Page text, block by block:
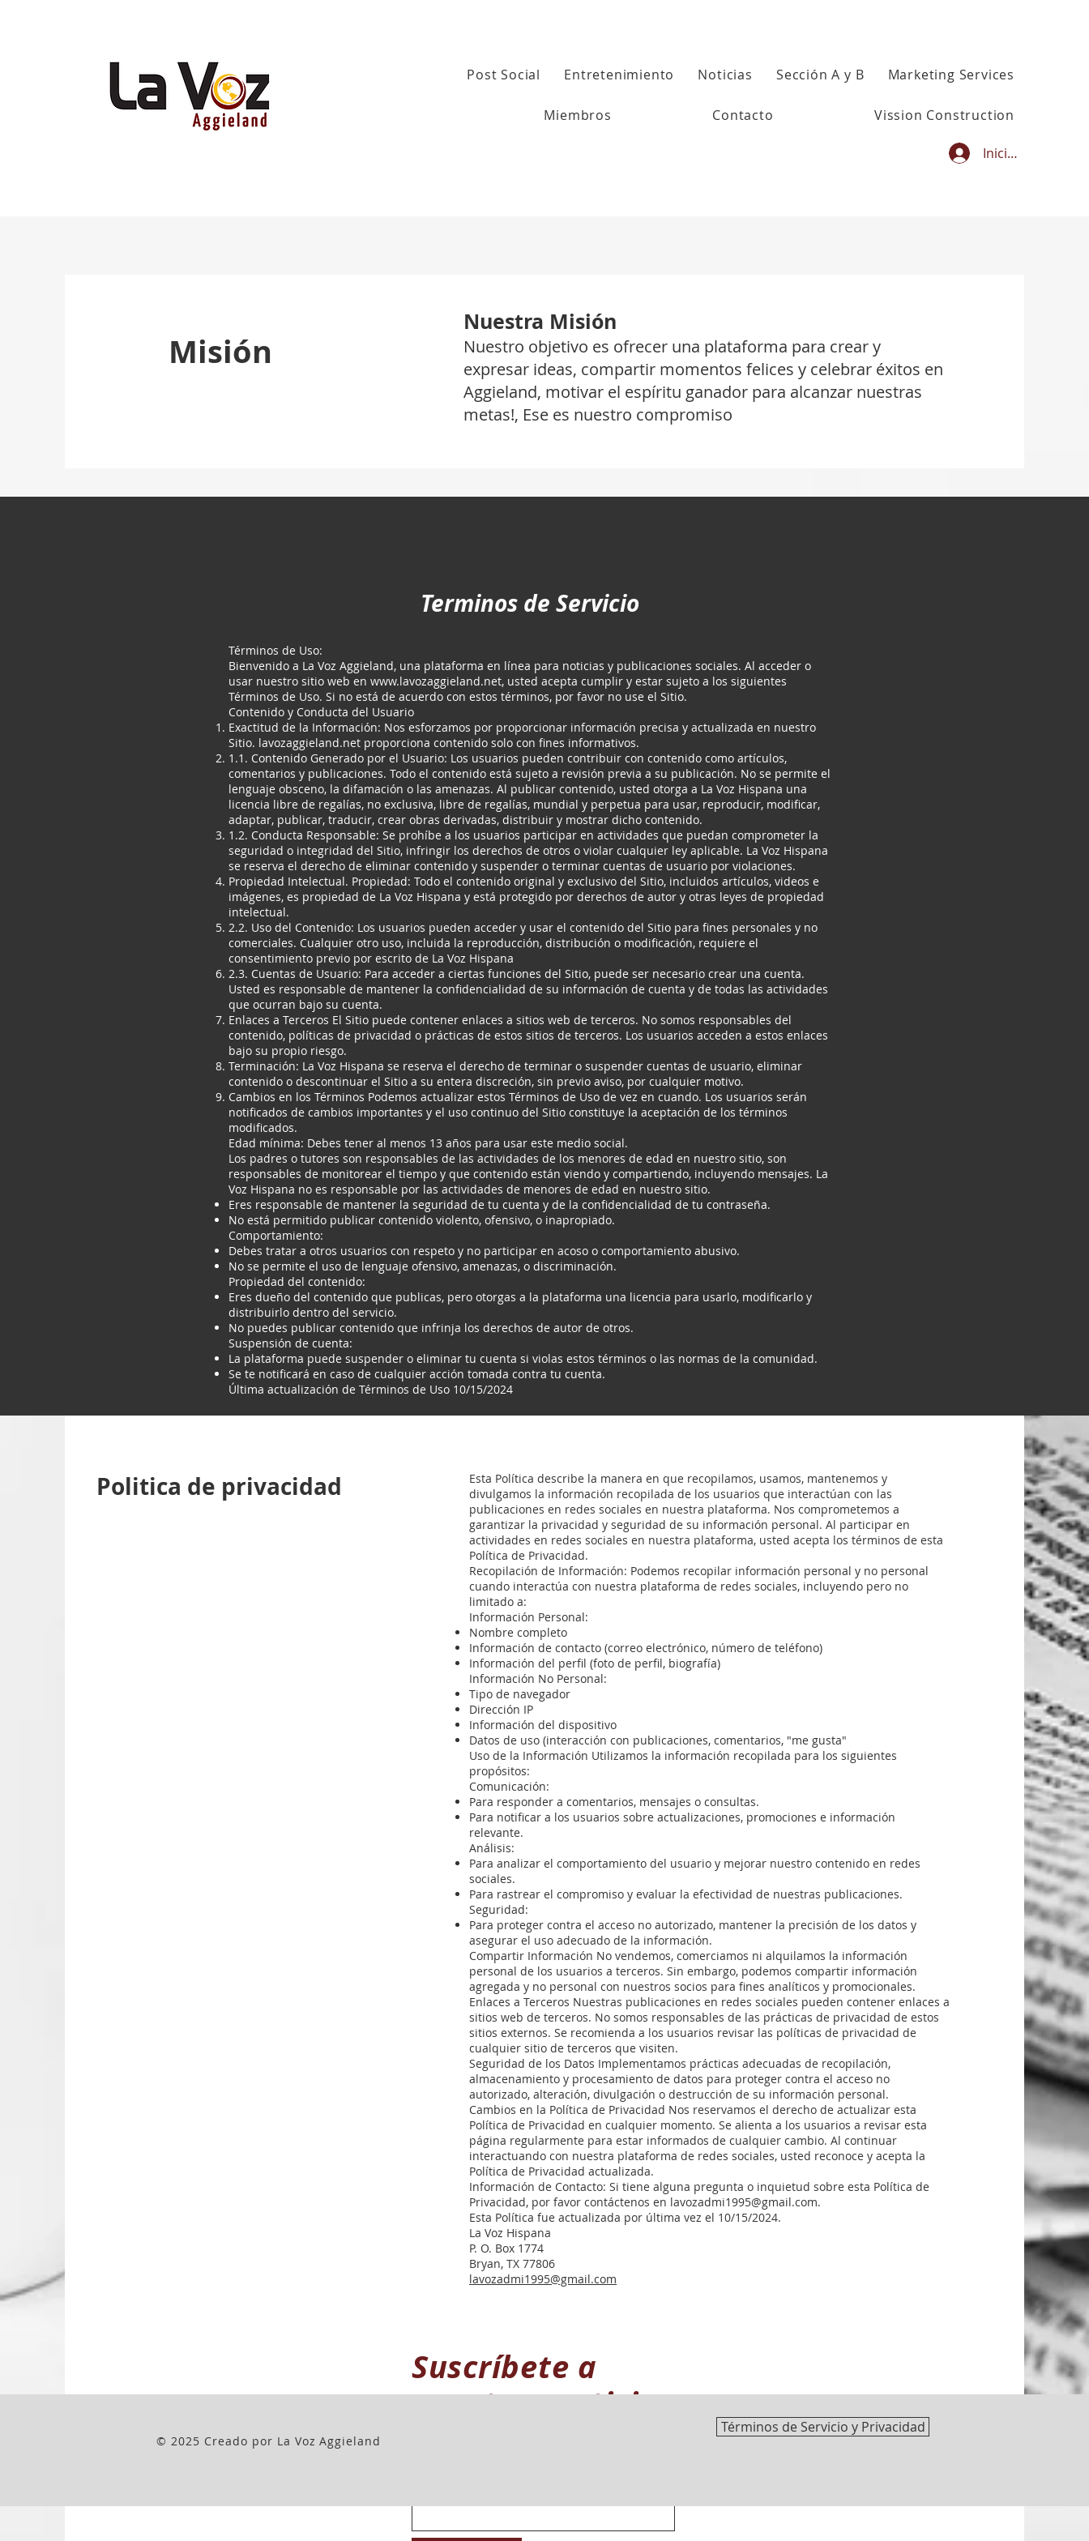
Post Social Entretenimiento Noticias Sección A y B Marketing Services
Miembros Contacto Vission Construction
Iniciar sesión
Misión
Nuestra Misión
Nuestro objetivo es ofrecer una plataforma para crear y
expresar ideas, compartir momentos felices y celebrar éxitos en
Aggieland, motivar el espíritu ganador para alcanzar nuestras
metas!, Ese es nuestro compromiso
Terminos de Servicio
Términos de Uso:
Bienvenido a La Voz Aggieland, una plataforma en línea para noticias y publicaciones sociales. Al acceder o
usar nuestro sitio web en www.lavozaggieland.net, usted acepta cumplir y estar sujeto a los siguientes
Términos de Uso. Si no está de acuerdo con estos términos, por favor no use el Sitio.
Contenido y Conducta del Usuario
Exactitud de la Información: Nos esforzamos por proporcionar información precisa y actualizada en nuestro
Sitio. lavozaggieland.net proporciona contenido solo con fines informativos.
1.1. Contenido Generado por el Usuario: Los usuarios pueden contribuir con contenido como artículos,
comentarios y publicaciones. Todo el contenido está sujeto a revisión previa a su publicación. No se permite el
lenguaje obsceno, la difamación o las amenazas. Al publicar contenido, usted otorga a La Voz Hispana una
licencia libre de regalías, no exclusiva, libre de regalías, mundial y perpetua para usar, reproducir, modificar,
adaptar, publicar, traducir, crear obras derivadas, distribuir y mostrar dicho contenido.
1.2. Conducta Responsable: Se prohíbe a los usuarios participar en actividades que puedan comprometer la
seguridad o integridad del Sitio, infringir los derechos de otros o violar cualquier ley aplicable. La Voz Hispana
se reserva el derecho de eliminar contenido y suspender o terminar cuentas de usuario por violaciones.
Propiedad Intelectual. Propiedad: Todo el contenido original y exclusivo del Sitio, incluidos artículos, videos e
imágenes, es propiedad de La Voz Hispana y está protegido por derechos de autor y otras leyes de propiedad
intelectual.
2.2. Uso del Contenido: Los usuarios pueden acceder y usar el contenido del Sitio para fines personales y no
comerciales. Cualquier otro uso, incluida la reproducción, distribución o modificación, requiere el
consentimiento previo por escrito de La Voz Hispana
2.3. Cuentas de Usuario: Para acceder a ciertas funciones del Sitio, puede ser necesario crear una cuenta.
Usted es responsable de mantener la confidencialidad de su información de cuenta y de todas las actividades
que ocurran bajo su cuenta.
Enlaces a Terceros El Sitio puede contener enlaces a sitios web de terceros. No somos responsables del
contenido, políticas de privacidad o prácticas de estos sitios de terceros. Los usuarios acceden a estos enlaces
bajo su propio riesgo.
Terminación: La Voz Hispana se reserva el derecho de terminar o suspender cuentas de usuario, eliminar
contenido o descontinuar el Sitio a su entera discreción, sin previo aviso, por cualquier motivo.
Cambios en los Términos Podemos actualizar estos Términos de Uso de vez en cuando. Los usuarios serán
notificados de cambios importantes y el uso continuo del Sitio constituye la aceptación de los términos
modificados.
Edad mínima: Debes tener al menos 13 años para usar este medio social.
Los padres o tutores son responsables de las actividades de los menores de edad en nuestro sitio, son
responsables de monitorear el tiempo y que contenido están viendo y compartiendo, incluyendo mensajes. La
Voz Hispana no es responsable por las actividades de menores de edad en nuestro sitio.
Eres responsable de mantener la seguridad de tu cuenta y de la confidencialidad de tu contraseña.
No está permitido publicar contenido violento, ofensivo, o inapropiado.
Comportamiento:
Debes tratar a otros usuarios con respeto y no participar en acoso o comportamiento abusivo.
No se permite el uso de lenguaje ofensivo, amenazas, o discriminación.
Propiedad del contenido:
Eres dueño del contenido que publicas, pero otorgas a la plataforma una licencia para usarlo, modificarlo y
distribuirlo dentro del servicio.
No puedes publicar contenido que infrinja los derechos de autor de otros.
Suspensión de cuenta:
La plataforma puede suspender o eliminar tu cuenta si violas estos términos o las normas de la comunidad.
Se te notificará en caso de cualquier acción tomada contra tu cuenta.
Última actualización de Términos de Uso 10/15/2024
Politica de privacidad
Esta Política describe la manera en que recopilamos, usamos, mantenemos y
divulgamos la información recopilada de los usuarios que interactúan con las
publicaciones en redes sociales en nuestra plataforma. Nos comprometemos a
garantizar la privacidad y seguridad de su información personal. Al participar en
actividades en redes sociales en nuestra plataforma, usted acepta los términos de esta
Política de Privacidad.
Recopilación de Información: Podemos recopilar información personal y no personal
cuando interactúa con nuestra plataforma de redes sociales, incluyendo pero no
limitado a:
Información Personal:
Nombre completo
Información de contacto (correo electrónico, número de teléfono)
Información del perfil (foto de perfil, biografía)
Información No Personal:
Tipo de navegador
Dirección IP
Información del dispositivo
Datos de uso (interacción con publicaciones, comentarios, "me gusta"
Uso de la Información Utilizamos la información recopilada para los siguientes
propósitos:
Comunicación:
Para responder a comentarios, mensajes o consultas.
Para notificar a los usuarios sobre actualizaciones, promociones e información
relevante.
Análisis:
Para analizar el comportamiento del usuario y mejorar nuestro contenido en redes
sociales.
Para rastrear el compromiso y evaluar la efectividad de nuestras publicaciones.
Seguridad:
Para proteger contra el acceso no autorizado, mantener la precisión de los datos y
asegurar el uso adecuado de la información.
Compartir Información No vendemos, comerciamos ni alquilamos la información
personal de los usuarios a terceros. Sin embargo, podemos compartir información
agregada y no personal con nuestros socios para fines analíticos y promocionales.
Enlaces a Terceros Nuestras publicaciones en redes sociales pueden contener enlaces a
sitios web de terceros. No somos responsables de las prácticas de privacidad de estos
sitios externos. Se recomienda a los usuarios revisar las políticas de privacidad de
cualquier sitio de terceros que visiten.
Seguridad de los Datos Implementamos prácticas adecuadas de recopilación,
almacenamiento y procesamiento de datos para proteger contra el acceso no
autorizado, alteración, divulgación o destrucción de su información personal.
Cambios en la Política de Privacidad Nos reservamos el derecho de actualizar esta
Política de Privacidad en cualquier momento. Se alienta a los usuarios a revisar esta
página regularmente para estar informados de cualquier cambio. Al continuar
interactuando con nuestra plataforma de redes sociales, usted reconoce y acepta la
Política de Privacidad actualizada.
Información de Contacto: Si tiene alguna pregunta o inquietud sobre esta Política de
Privacidad, por favor contáctenos en lavozadmi1995@gmail.com.
Esta Política fue actualizada por última vez el 10/15/2024.
La Voz Hispana
P. O. Box 1774
Bryan, TX 77806
lavozadmi1995@gmail.com
Suscríbete a
nuestras noticias
© 2025 Creado por La Voz Aggieland
Términos de Servicio y Privacidad